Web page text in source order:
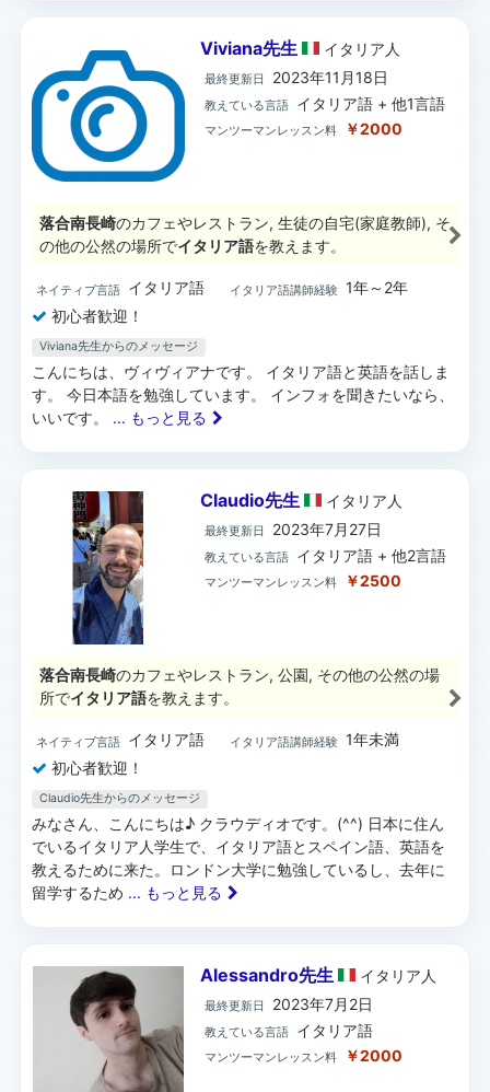
Viviana先生 イタリア 人
最終更新日 2023年11月18日
教えている言語 イタリア語 + 他1言語
マンツーマンレッスン料 ￥2000
落合南長崎のカフェやレストラン, 生徒の自宅(家庭教師), そ
の他の公然の場所でイタリア語を教えます。
ネイティブ言語 イタリア語 イタリア語講師経験 1年～2年
初心者歓迎！
Viviana先生からのメッセージ
こんにちは、ヴィヴィアナです。 イタリア語と英語を話しま
す。 今日本語を勉強しています。 インフォを聞きたいなら、
いいです。 ... もっと見る
Claudio先生 イタリア 人
最終更新日 2023年7月27日
教えている言語 イタリア語 + 他2言語
マンツーマンレッスン料 ￥2500
落合南長崎のカフェやレストラン, 公園, その他の公然の場
所でイタリア語を教えます。
ネイティブ言語 イタリア語 イタリア語講師経験 1年未満
初心者歓迎！
Claudio先生からのメッセージ
みなさん、こんにちは♪ クラウディオです。(^^) 日本に住ん
でいるイタリア人学生で、イタリア語とスペイン語、英語を
教えるために来た。ロンドン大学に勉強しているし、去年に
留学するため ... もっと見る
Alessandro先生 イタリア 人
最終更新日 2023年7月2日
教えている言語 イタリア語
マンツーマンレッスン料 ￥2000